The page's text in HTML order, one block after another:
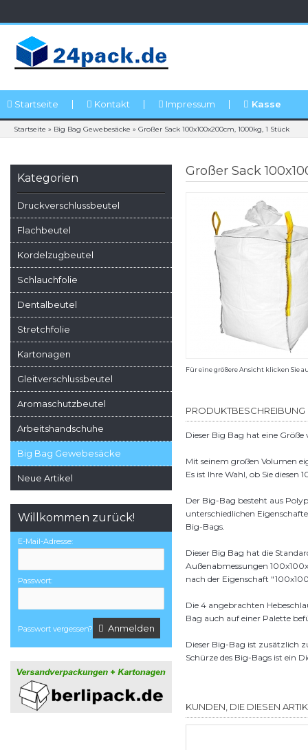
Startseite Kontakt Impressum Kasse
Startseite » Big Bag Gewebesäcke » Großer Sack 100x100x200cm, 1000kg, 1 Stück
Kategorien
Druckverschlussbeutel
Flachbeutel
Kordelzugbeutel
Schlauchfolie
Dentalbeutel
Stretchfolie
Kartonagen
Gleitverschlussbeutel
Aromaschutzbeutel
Arbeitshandschuhe
Big Bag Gewebesäcke
Neue Artikel
Willkommen zurück!
E-Mail-Adresse:
Passwort:
Passwort vergessen? Anmelden
Großer Sack
Für eine größere Ansicht klicken Sie
PRODUKTBESCHREIBUNG
Dieser Big Bag hat eine
Mit seinem großen Volumen
Es ist Ihre Wahl, ob Sie
Der Big-Bag besteht aus
unterschiedlichen
Big-Bags.
Dieser Big Bag hat die
Außenabmessungen
nach der Eigenschaft
Die 4 angebrachten
Bag auch auf einer Palette
Dieser Big-Bag ist zusätzlich
Schürze des Big-Bags ist ein
KUNDEN, DIE DIESEN